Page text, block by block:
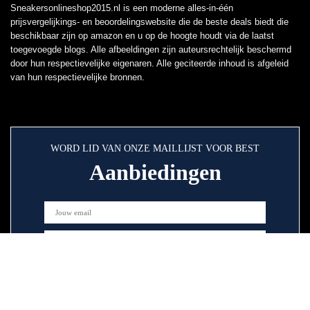
Sneakersonlineshop2015.nl is een moderne alles-in-één
prijsvergelijkings- en beoordelingswebsite die de beste deals biedt die
beschikbaar zijn op amazon en u op de hoogte houdt via de laatst
toegevoegde blogs. Alle afbeeldingen zijn auteursrechtelijk beschermd
door hun respectievelijke eigenaren. Alle geciteerde inhoud is afgeleid
van hun respectievelijke bronnen.
WORD LID VAN ONZE MAILLIJST VOOR BEST
Aanbiedingen